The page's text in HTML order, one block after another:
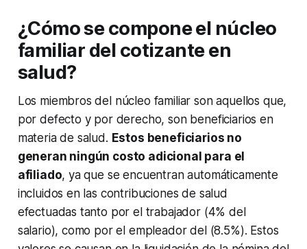
¿Cómo se compone el núcleo
familiar del cotizante en
salud?
Los miembros del núcleo familiar son aquellos que,
por defecto y por derecho, son beneficiarios en
materia de salud. Estos beneficiarios no
generan ningún costo adicional para el
afiliado, ya que se encuentran automáticamente
incluidos en las contribuciones de salud
efectuadas tanto por el trabajador (4% del
salario), como por el empleador del (8.5%). Estos